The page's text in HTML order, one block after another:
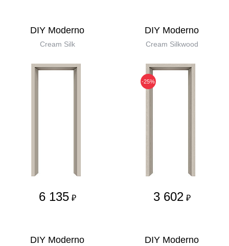
DIY Moderno
Cream Silk
6 135 ₽
DIY Moderno
Cream Silkwood
-25%
3 602 ₽
DIY Moderno DIY Moderno